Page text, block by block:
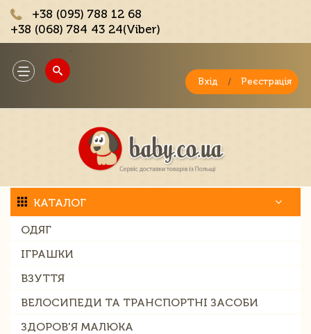
+38 (095) 788 12 68
+38 (068) 784 43 24(Viber)
Toggle
navigation
Вхід / Реєстрація
КАТАЛОГ
ОДЯГ
ІГРАШКИ
ВЗУТТЯ
ВЕЛОСИПЕДИ ТА ТРАНСПОРТНІ ЗАСОБИ
ЗДОРОВ'Я МАЛЮКА